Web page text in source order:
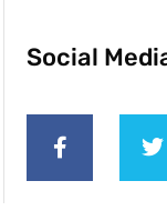
Social